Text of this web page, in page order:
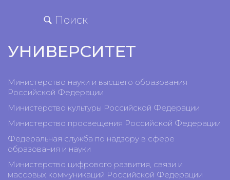
Поиск
УНИВЕРСИТЕТ
Министерство науки и высшего образования
Российской Федерации
Министерство культуры Российской Федерации
Министерство просвещения Российской Федерации
Федеральная служба по надзору в сфере
образования и науки
Министерство цифрового развития, связи и
массовых коммуникаций Российской Федерации